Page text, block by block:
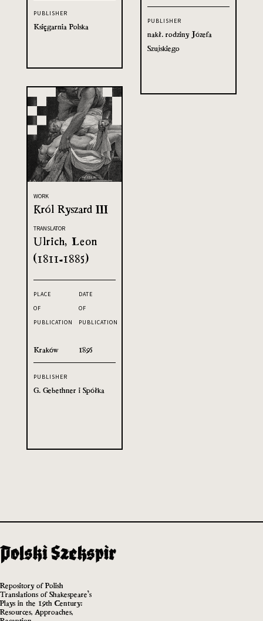
PUBLISHER
Księgarnia Polska PUBLISHER
nakł. rodziny Józefa
Szujskiego
WORK
Król Ryszard III
TRANSLATOR
Ulrich, Leon
(1811-1885)
PLACE
OF
PUBLICATION
Kraków
DATE
OF
PUBLICATION
1895
PUBLISHER
G. Gebethner i Spółka
Repository of Polish
Translations of Shakespeare’s
Plays in the 19th Century:
Resources, Approaches,